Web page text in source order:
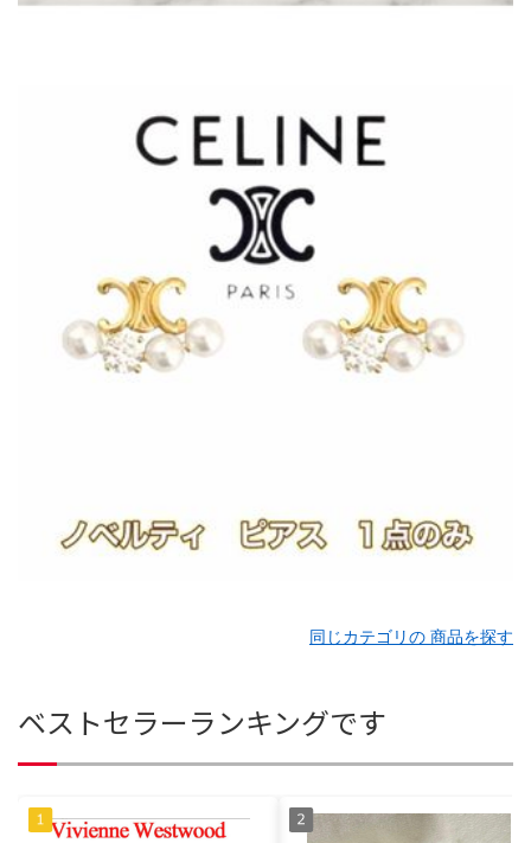
同じカテゴリの 商品を探す
ベストセラーランキングです